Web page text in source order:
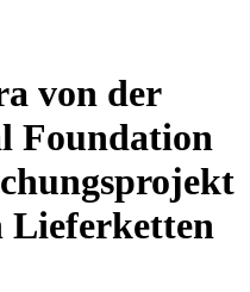
von der
Foundation
Lieferketten